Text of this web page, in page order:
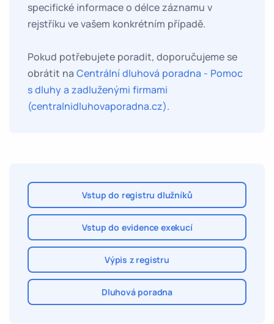
specifické informace o délce záznamu v
rejstříku ve vašem konkrétním případě.
Pokud potřebujete poradit, doporučujeme se
obrátit na Centrální dluhová poradna - Pomoc
s dluhy a zadluženými firmami
(centralnidluhovaporadna.cz).
Vstup do registru dlužníků
Vstup do evidence exekucí
Výpis z registru
Dluhová poradna